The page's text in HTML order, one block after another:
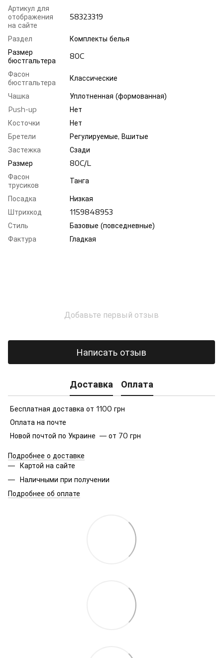
Артикул для
отображения
на сайте
58323319
Раздел
Комплекты белья
Размер
бюстгальтера
80C
Фасон
бюстгальтера
Классические
Чашка
Уплотненная (формованная)
Push-up
Нет
Косточки
Нет
Бретели
Регулируемые, Вшитые
Застежка
Сзади
Размер
80C/L
Фасон
трусиков
Танга
Посадка
Низкая
Штрихкод
1159848953
Стиль
Базовые (повседневные)
Фактура
Гладкая
Добавьте первый отзыв
Написать отзыв
Доставка Оплата
Бесплатная доставка от 1100 грн
Оплата на почте
Новой почтой по Украине — от 70 грн
Подробнее о доставке
Картой на сайте
Наличными при получении
Подробнее об оплате